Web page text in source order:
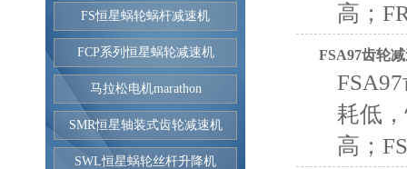
FS恒星蜗轮蜗杆减速机
FCP系列恒星蜗轮减速机
马拉松电机marathon
SMR恒星轴装式齿轮减速机
SWL恒星蜗轮丝杆升降机
高；
FSA97齿轮
耗低
高；